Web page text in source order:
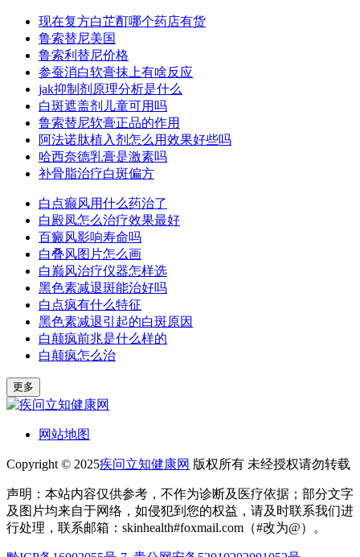
现在复方白芷酊哪个药店有货
鲁索替尼美国
鲁索利替尼价格
参蚕消白软膏抹上有啥反应
jak抑制剂原理分析是什么
白斑遮盖剂儿童可用吗
鲁索替尼软膏正品的作用
阿法诺肽植入剂怎么用效果好些吗
哈西奈德乳膏是激素吗
补骨脂治疗白斑偏方
白点癫风用什么药治了
白殿凤怎么治疗效果最好
百癜风影响寿命吗
白叠风图片怎么画
白巅风治疗仪器怎样选
黑色素减退斑能治好吗
白点疯有什么特征
黑色素减退引起的白斑原因
白颠疯前兆是什么样的
白颠疯怎么治
更多
网站地图
Copyright © 2025疾问立知健康网 版权所有 未经授权请勿转载
声明：本站内容仅供参考，不作为诊断及医疗依据；部分文字
及图片均来自于网络，如侵犯到您的权益，请及时联系我们进
行处理，联系邮箱：skinhealth#foxmail.com（#改为@）。